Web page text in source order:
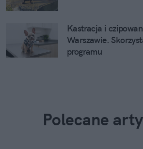
Kastracja i
Warszawie.
programu
Polecane